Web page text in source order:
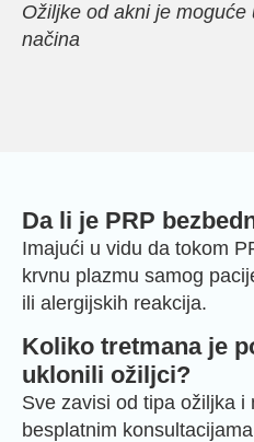
Ožiljke od akni je
načina
Da li je PRP
Imajući u vidu da tokom
krvnu plazmu samog
ili alergijskih reakcija.
Koliko tretmana je
uklonili ožiljci?
Sve zavisi od tipa ožiljka
besplatnim